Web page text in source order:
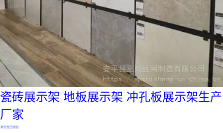
瓷砖展示架 地板展示架 冲孔板展示架生产
厂家
真实性已核验